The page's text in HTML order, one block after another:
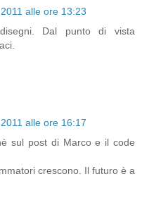
alle ore 13:23
Dal punto di vista
alle ore 16:17
sul post di Marco e il code
crescono. Il futuro è a